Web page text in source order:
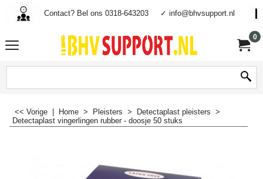
Contact? Bel ons 0318-643203 ✓ info@bhvsupport.nl
0
<< Vorige Home > Pleisters > Detectaplast pleisters >
Detectaplast vingerlingen rubber - doosje 50 stuks